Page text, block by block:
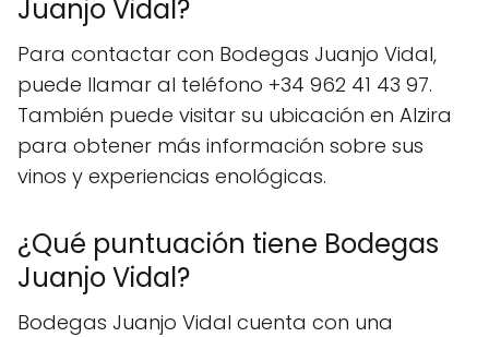
Juanjo Vidal?
Para contactar con Bodegas Juanjo Vidal,
puede llamar al teléfono +34 962 41 43 97.
También puede visitar su ubicación en Alzira
para obtener más información sobre sus
vinos y experiencias enológicas.
¿Qué puntuación tiene Bodegas
Juanjo Vidal?
Bodegas Juanjo Vidal cuenta con una